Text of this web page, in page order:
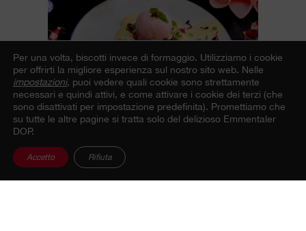
Per una volta, biscotti invece di formaggio. Utilizziamo i cookie
per offrirti la migliore esperienza sul nostro sito web. Nelle
impostazioni, puoi vedere quali cookie sono strettamente
necessari e quindi attivi, e come attivare i cookie dei terzi (che
sono disattivati per impostazione predefinita). Promettiamo che
su tutte le altre pagine si tratta solo del delizioso Emmentaler
DOP.
Accetto Rifiuta